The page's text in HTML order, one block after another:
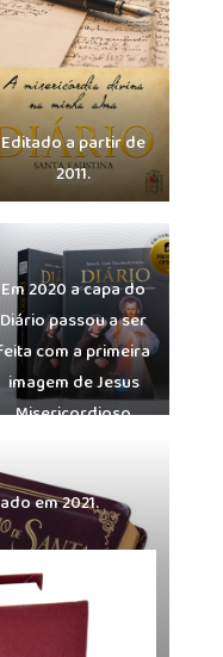
Editado a partir de
2011.
Em 2020 a capa do
Diário passou a ser
com a primeira
imagem de Jesus
Misericordioso
em 2021.